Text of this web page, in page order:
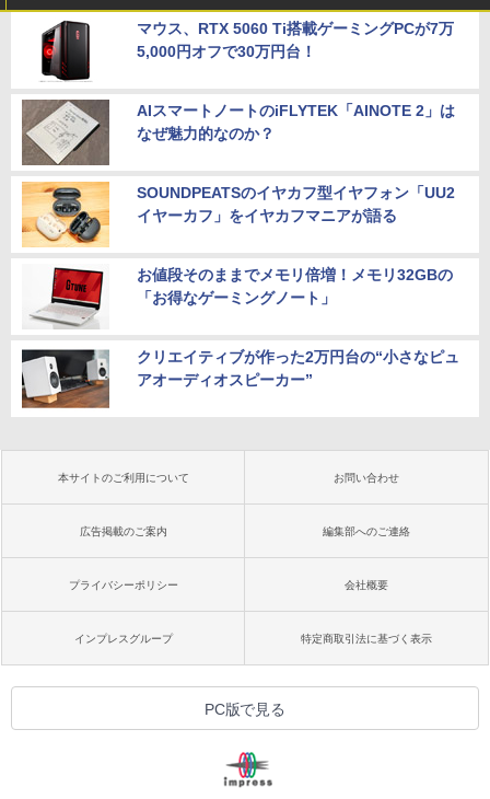
マウス、RTX 5060 Ti搭載ゲーミングPCが7万
5,000円オフで30万円台！
AIスマートノートのiFLYTEK「AINOTE 2」は
なぜ魅力的なのか？
SOUNDPEATSのイヤカフ型イヤフォン「UU2
イヤーカフ」をイヤカフマニアが語る
お値段そのままでメモリ倍増！メモリ32GBの
「お得なゲーミングノート」
クリエイティブが作った2万円台の“小さなピュ
アオーディオスピーカー”
本サイトのご利用について お問い合わせ
広告掲載のご案内 編集部へのご連絡
プライバシーポリシー 会社概要
インプレスグループ 特定商取引法に基づく表示
PC版で見る